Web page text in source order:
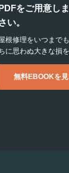
をご用意し
さい。
根修理をいつまで
に思わぬ大きな損
無料EBOOKを